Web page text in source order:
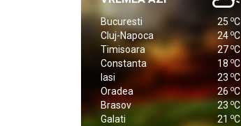
Bucuresti 25 oC
Cluj-Napoca
24 oC
Timisoara
27oC
Constanta
18 oC
Iasi
23 oC
Oradea
26 oC
Brasov
23 oC
Galati
21 oC